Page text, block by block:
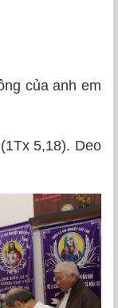
của anh em
(1Tx 5,18). Deo